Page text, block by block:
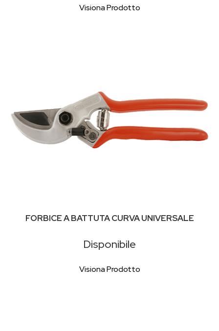
Visiona Prodotto
FORBICE A BATTUTA CURVA UNIVERSALE
Disponibile
Visiona Prodotto